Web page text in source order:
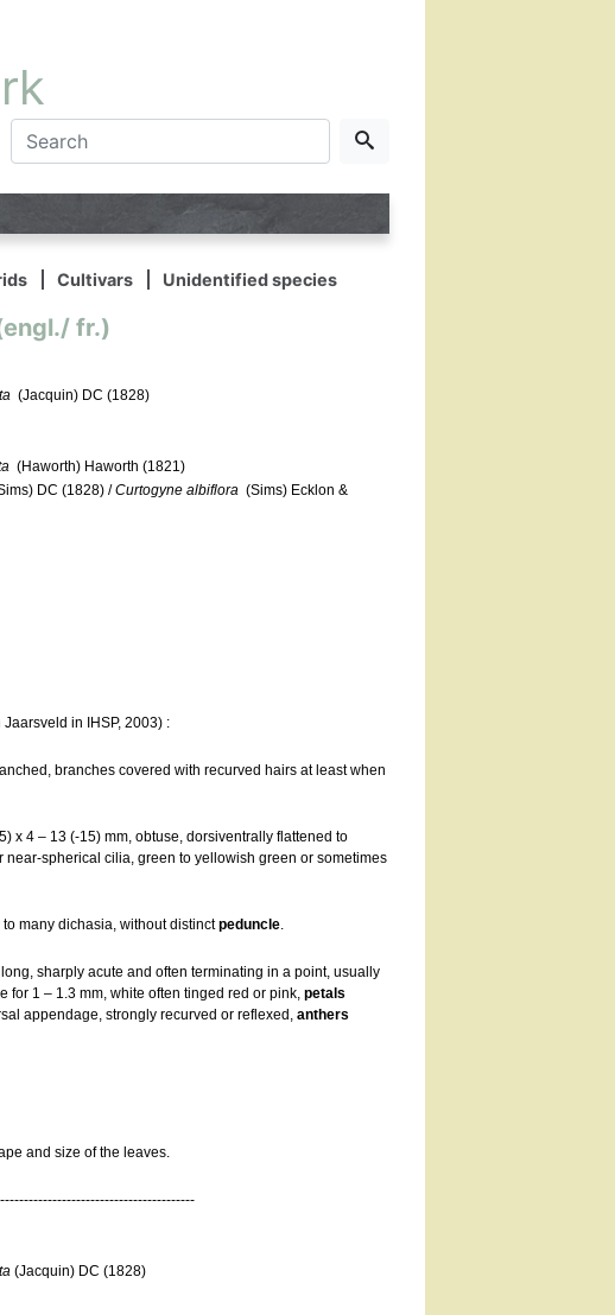
Cultivars Unidentified species
fr.)
(Jacquin) DC (1828)
(Haworth) Haworth (1821)
DC (1828) /Curtogyne albiflora (Sims) Ecklon &
in IHSP, 2003) :
branches covered with recurved hairs at least when
x 4 – 13 (-15) mm, obtuse, dorsiventrally flattened to
spherical cilia, green to yellowish green or sometimes
many dichasia, without distinctpeduncle.
sharply acute and often terminating in a point, usually
for 1 – 1.3 mm, white often tinged red or pink,petals
appendage, strongly recurved or reflexed,anthers
and size of the leaves.
(Jacquin) DC (1828)